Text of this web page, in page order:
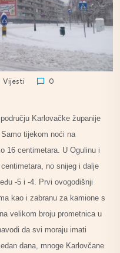
Vijesti 0
Karlovačke županije
tijekom noći na
16 centimetara. U Ogulinu i
no snijeg i dalje
-5 i -4. Prvi ovogodišnji
kao i zabranu za kamione s
velikom broju prometnica u
da svi moraju imati
dana, mnoge Karlovčane